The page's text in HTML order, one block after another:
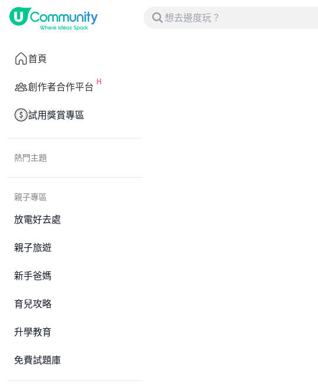
首頁
創作者合作平台
試用獎賞專區
熱門主題
親子專區
放電好去處
親子旅遊
新手爸媽
育兒攻略
升學教育
免費試題庫